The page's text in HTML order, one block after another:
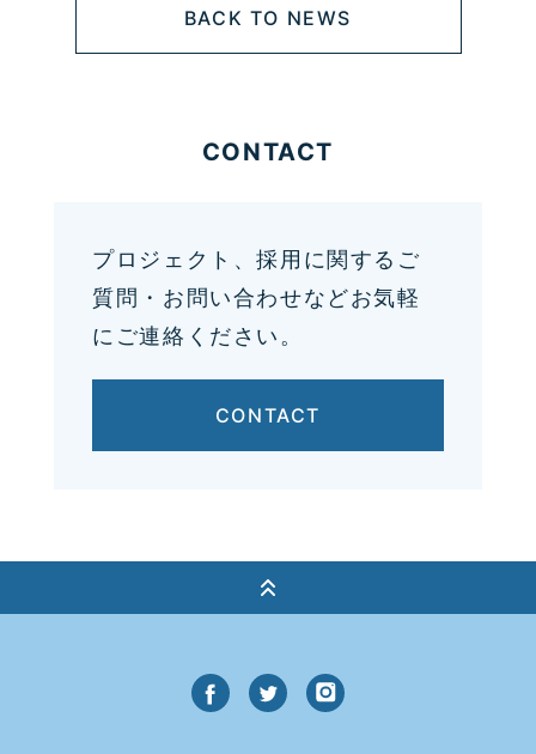
BACK TO NEWS
CONTACT
プロジェクト、採用に関するご
質問・お問い合わせなどお気軽
にご連絡ください。
CONTACT